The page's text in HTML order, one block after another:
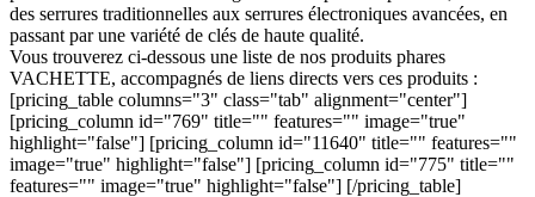
des serrures traditionnelles aux serrures électroniques avancées, en
passant par une variété de clés de haute qualité.
Vous trouverez ci-dessous une liste de nos produits phares
VACHETTE, accompagnés de liens directs vers ces produits :
[pricing_table columns="3" class="tab" alignment="center"]
[pricing_column id="769" title="" features="" image="true"
highlight="false"] [pricing_column id="11640" title="" features=""
image="true" highlight="false"] [pricing_column id="775" title=""
features="" image="true" highlight="false"] [/pricing_table]